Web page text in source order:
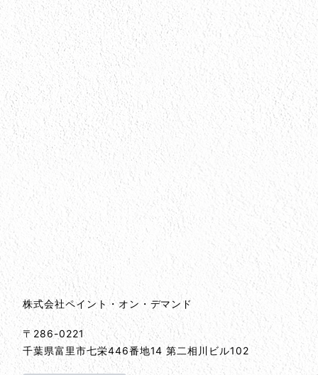
会社情報とサイトマップ
会社情報
株式会社ペイント・オン・デマンド
〒286-0221
千葉県富里市七栄446番地14 第二相川ビル102